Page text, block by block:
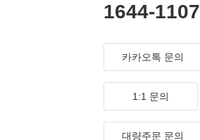
1644-1107
카카오톡 문의
1:1 문의
대량주문 문의